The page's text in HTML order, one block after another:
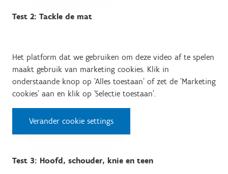
Test 2: Tackle de mat
Het platform dat we gebruiken om deze video af te spelen
maakt gebruik van marketing cookies. Klik in
onderstaande knop op 'Alles toestaan' of zet de 'Marketing
cookies' aan en klik op 'Selectie toestaan'.
Verander cookie settings
Test 3: Hoofd, schouder, knie en teen